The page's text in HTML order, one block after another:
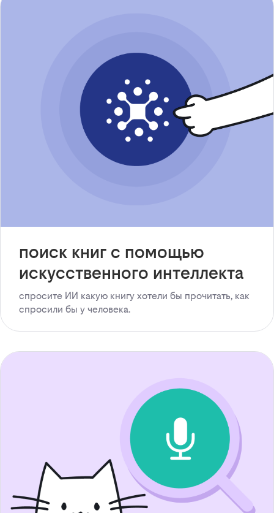
поиск книг с помощью
искусственного интеллекта
спросите ИИ какую книгу хотели бы прочитать, как
спросили бы у человека.